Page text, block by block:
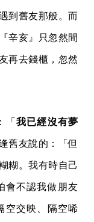
到舊友那般。而
辛亥』只忽然間
再去錢櫃，忽然
「我已經沒有夢
舊友說的：「但
糊。我有時自己
會不認我做朋友
交映、隔空唏